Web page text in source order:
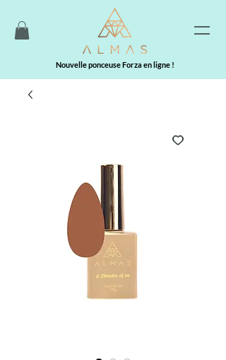
Nouvelle ponceuse Forza en ligne !